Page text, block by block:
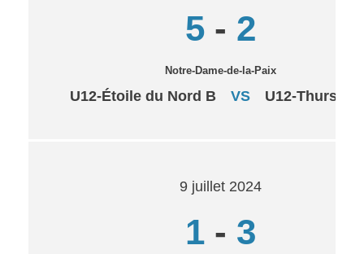
5 - 2
Notre-Dame-de-la-Paix
U12-Étoile du Nord B VS U12-Thurso –
9 juillet 2024
1 - 3